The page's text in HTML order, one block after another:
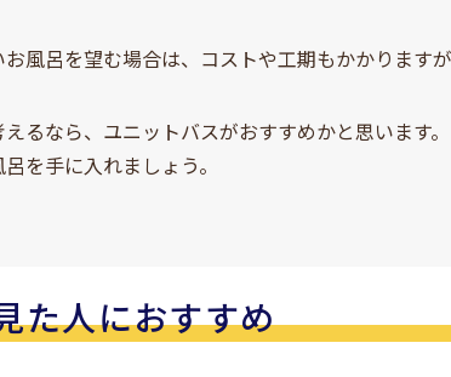
風呂を望む場合は、コストや工期もかかります
るなら、ユニットバスがおすすめかと思います
を手に入れましょう。
た人におすすめ